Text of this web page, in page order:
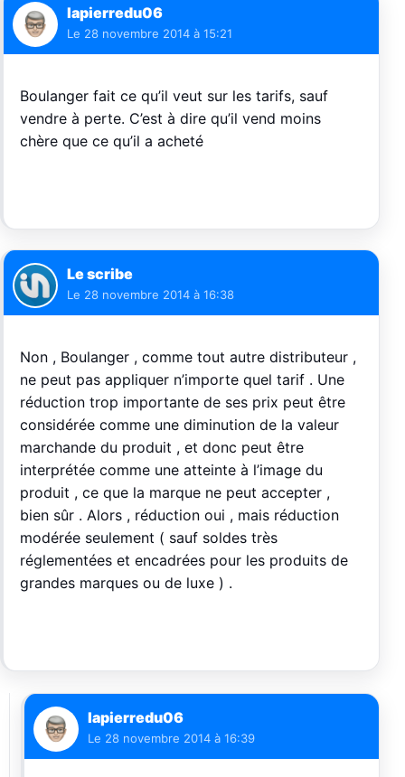
lapierredu06
Le 28 novembre 2014 à 15:21
Boulanger fait ce qu’il veut sur les tarifs, sauf
vendre à perte. C’est à dire qu’il vend moins
chère que ce qu’il a acheté
Le scribe
Le 28 novembre 2014 à 16:38
Non , Boulanger , comme tout autre distributeur ,
ne peut pas appliquer n’importe quel tarif . Une
réduction trop importante de ses prix peut être
considérée comme une diminution de la valeur
marchande du produit , et donc peut être
interprétée comme une atteinte à l’image du
produit , ce que la marque ne peut accepter ,
bien sûr . Alors , réduction oui , mais réduction
modérée seulement ( sauf soldes très
réglementées et encadrées pour les produits de
grandes marques ou de luxe ) .
lapierredu06
Le 28 novembre 2014 à 16:39